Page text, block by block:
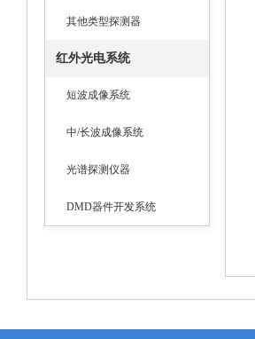
其他类型探测器
红外光电系统
短波成像系统
中/长波成像系统
光谱探测仪器
DMD器件开发系统